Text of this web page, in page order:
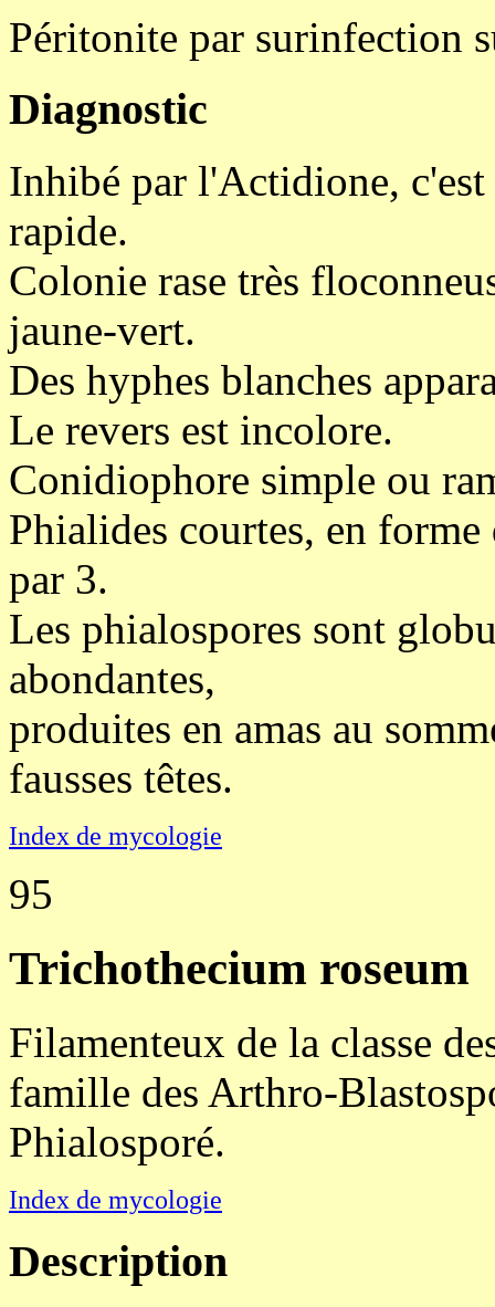
Péritonite par surinfection
Diagnostic
Inhibé par l'Actidione, c'est
rapide.
Colonie rase très
jaune-vert.
Des hyphes blanches
Le revers est incolore.
Conidiophore simple ou
Phialides courtes, en
par 3.
Les phialospores sont
abondantes,
produites en amas au
fausses têtes.
Index de mycologie
95
Trichothecium roseum
Filamenteux de la classe
famille des Arthro-
Phialosporé.
Index de mycologie
Description